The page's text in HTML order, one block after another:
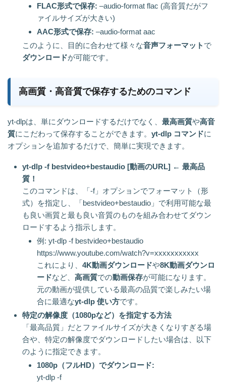
FLAC形式で保存: –audio-format flac (高音質だがフ
ァイルサイズが大きい)
AAC形式で保存: –audio-format aac
このように、目的に合わせて様々な音声フォーマット で
ダウンロードが可能です。
高画質・高音質で保存するためのコマンド
yt-dlpは、単にダウンロードするだけでなく、 最高画質や高音
質にこだわって保存することができます。 yt-dlp コマンドに
オプションを追加するだけで、簡単に実現できます。
yt-dlp -f bestvideo+bestaudio [動画のURL] ← 最高品
質！
このコマンドは、「-f」オプションでフォーマット（形
式）を指定し、「bestvideo+bestaudio」で利用可能な最
も良い画質と最も良い音質のものを組み合わせてダウン
ロードするよう指示します。
例: yt-dlp -f bestvideo+bestaudio
https://www.youtube.com/watch?v=xxxxxxxxxxx
これにより、 4K動画ダウンロードや8K動画ダウンロ
ードなど、 高画質での動画保存が可能になります。
元の動画が提供している最高の品質で楽しみたい場
合に最適なyt-dlp 使い方です。
特定の解像度（1080pなど）を指定する方法
「最高品質」だとファイルサイズが大きくなりすぎる場
合や、特定の解像度でダウンロードしたい場合は、以下
のように指定できます。
1080p（フルHD）でダウンロード:
yt-dlp -f